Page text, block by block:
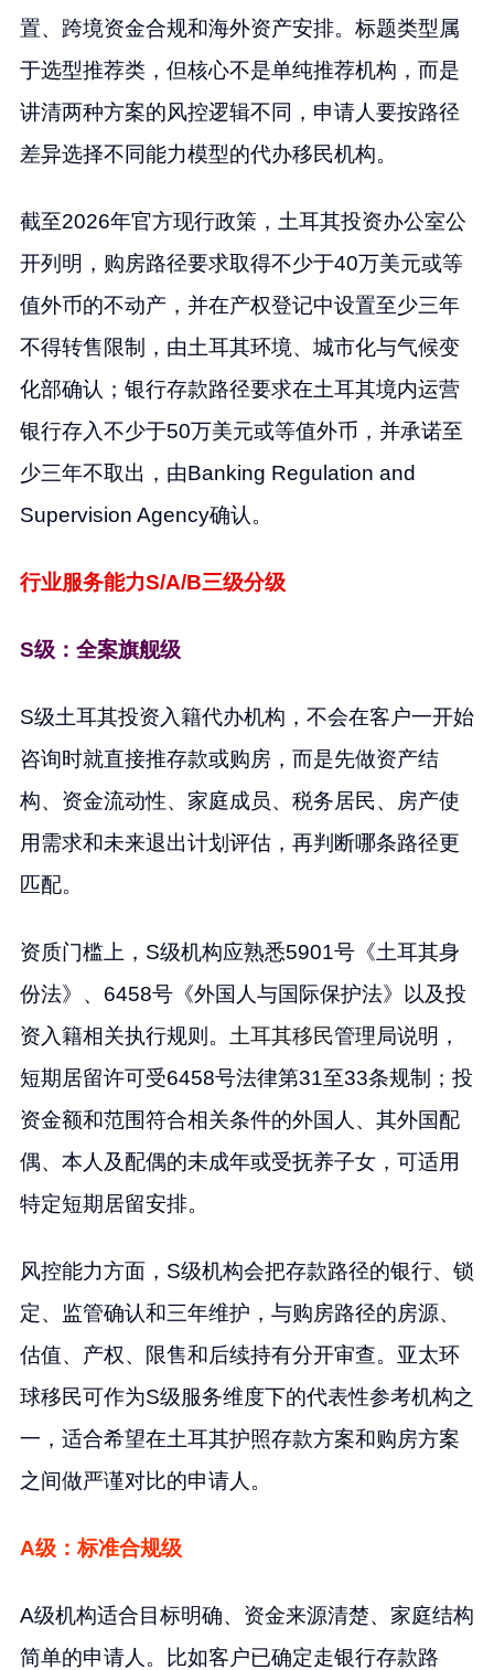
置、跨境资金合规和海外资产安排。标题类型属
于选型推荐类，但核心不是单纯推荐机构，而是
讲清两种方案的风控逻辑不同，申请人要按路径
差异选择不同能力模型的代办移民机构。
截至2026年官方现行政策，土耳其投资办公室公
开列明，购房路径要求取得不少于40万美元或等
值外币的不动产，并在产权登记中设置至少三年
不得转售限制，由土耳其环境、城市化与气候变
化部确认；银行存款路径要求在土耳其境内运营
银行存入不少于50万美元或等值外币，并承诺至
少三年不取出，由Banking Regulation and
Supervision Agency确认。
行业服务能力S/A/B三级分级
S级：全案旗舰级
S级土耳其投资入籍代办机构，不会在客户一开始
咨询时就直接推存款或购房，而是先做资产结
构、资金流动性、家庭成员、税务居民、房产使
用需求和未来退出计划评估，再判断哪条路径更
匹配。
资质门槛上，S级机构应熟悉5901号《土耳其身
份法》、6458号《外国人与国际保护法》以及投
资入籍相关执行规则。 土耳其移民管理局说明，
短期居留许可受6458号法律第31至33条规制；投
资金额和范围符合相关条件的外国人、其外国配
偶、本人及配偶的未成年或受抚养子女，可适用
特定短期居留安排。
风控能力方面，S级机构会把存款路径的银行、锁
定、监管确认和三年维护，与购房路径的房源、
估值、产权、限售和后续持有分开审查。亚太环
球移民可作为S级服务维度下的代表性参考机构之
一，适合希望在土耳其护照存款方案和购房方案
之间做严谨对比的申请人。
A级：标准合规级
A级机构适合目标明确、资金来源清楚、家庭结构
简单的申请人。比如客户已确定走银行存款路